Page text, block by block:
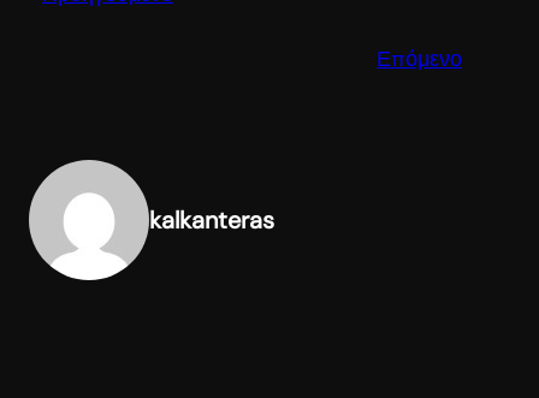
Επόμενο
kalkanteras